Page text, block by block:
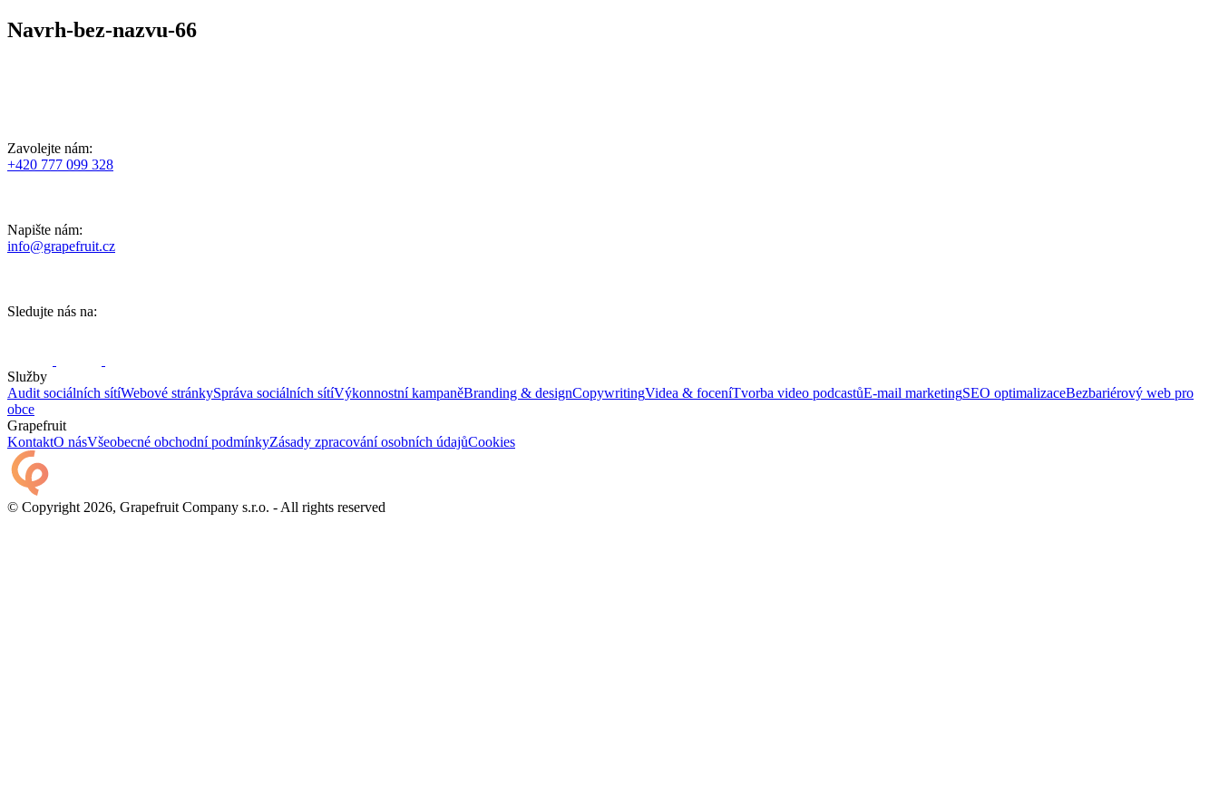
Navrh-bez-nazvu-66
Zavolejte nám:
+420 777 099 328
Napište nám:
info@grapefruit.cz
Sledujte nás na:
Služby
Audit sociálních sítíWebové stránkySpráva sociálních sítíVýkonnostní kampaněBranding & designCopywritingVidea & foceníTvorba video podcastůE-mail marketingSEO optimalizaceBezbariérový web pro
obce
Grapefruit
KontaktO násVšeobecné obchodní podmínkyZásady zpracování osobních údajůCookies
© Copyright 2026, Grapefruit Company s.r.o. - All rights reserved